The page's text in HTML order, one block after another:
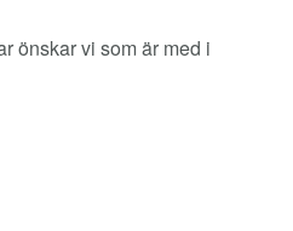
önskar vi som är med i